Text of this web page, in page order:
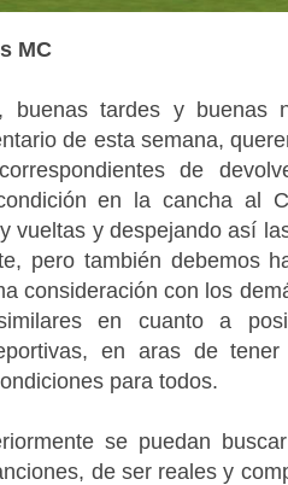
MC
buenas tardes y buenas
de esta semana,
de
en la cancha al
vueltas y despejando así
pero también debemos
consideración con los
en cuanto a
en aras de
para todos.
se puedan
de ser reales y